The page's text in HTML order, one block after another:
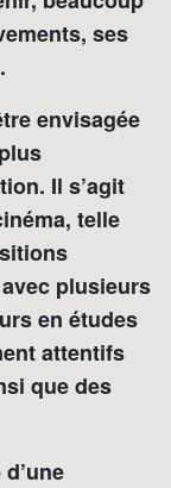
ses
envisagée
Il s’agit
telle
plusieurs
en études
attentifs
que des